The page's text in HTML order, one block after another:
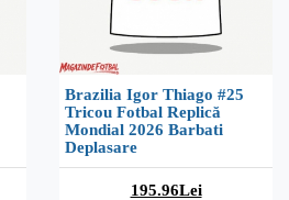
Brazilia Igor Thiago #25
Tricou Fotbal Replică
Mondial 2026 Barbati
Deplasare
195.96Lei